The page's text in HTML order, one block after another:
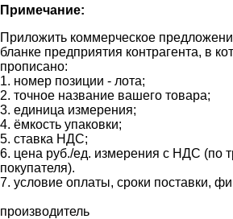
Примечание:
Приложить коммерческое
бланке предприятия контрагента, в
прописано:
1. номер позиции - лота;
2. точное название вашего товара;
3. единица измерения;
4. ёмкость упаковки;
5. ставка НДС;
6. цена руб./ед. измерения с НДС (по
покупателя).
7. условие оплаты, сроки
8.
производитель